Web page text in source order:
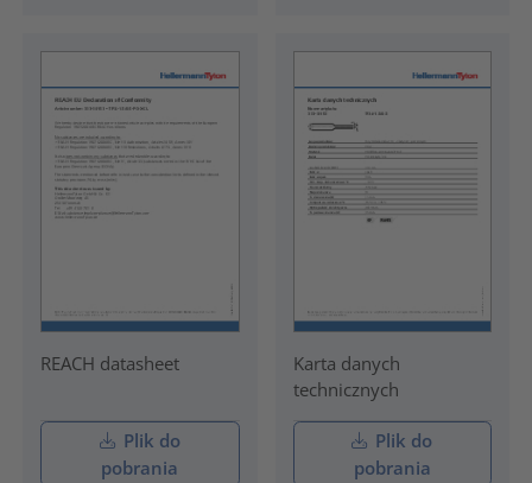
REACH datasheet
Plik do
pobrania
Karta danych
technicznych
Plik do
pobrania